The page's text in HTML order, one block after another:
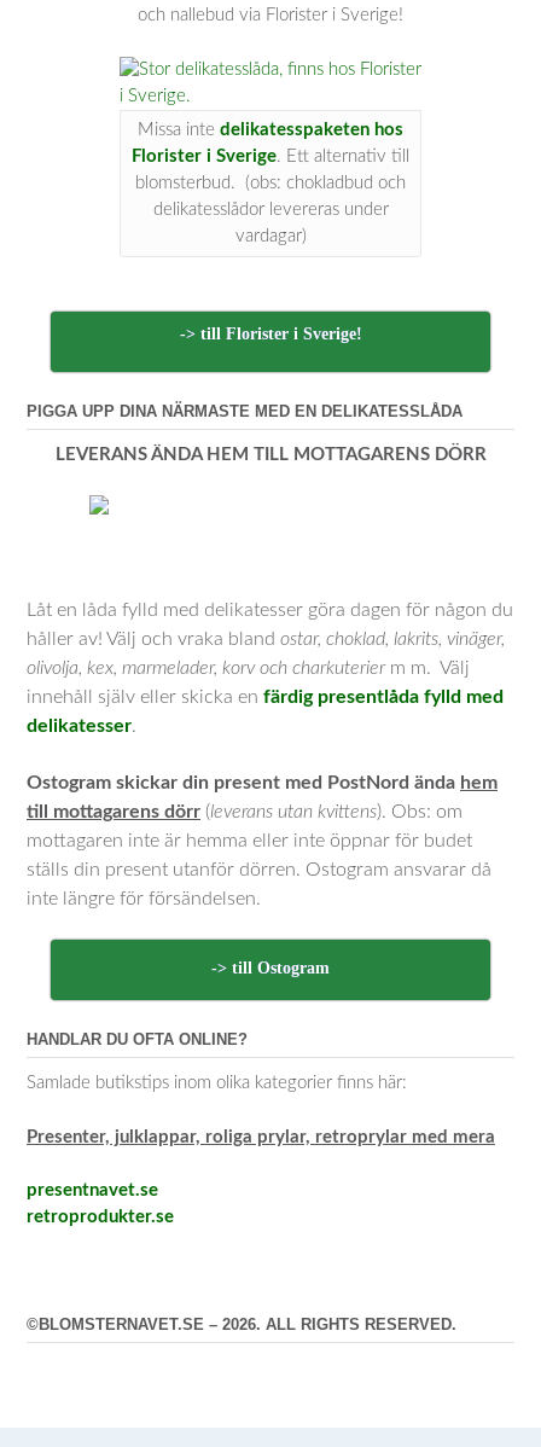
och nallebud via Florister i Sverige!
Missa inte delikatesspaketen hos
Florister i Sverige. Ett alternativ till
blomsterbud. (obs: chokladbud och
delikatesslådor levereras under
vardagar)
-> till Florister i Sverige!
PIGGA UPP DINA NÄRMASTE MED EN DELIKATESSLÅDA
LEVERANS ÄNDA HEM TILL MOTTAGARENS DÖRR
Låt en låda fylld med delikatesser göra dagen för någon du
håller av! Välj och vraka bland ostar, choklad, lakrits, vinäger,
olivolja, kex, marmelader, korv och charkuterierm m. Välj
innehåll själv eller skicka en färdig presentlåda fylld med
delikatesser.
Ostogram skickar din present med PostNord ända hem
till mottagarens dörr (leverans utan kvittens). Obs: om
mottagaren inte är hemma eller inte öppnar för budet
ställs din present utanför dörren. Ostogram ansvarar då
inte längre för försändelsen.
-> till Ostogram
HANDLAR DU OFTA ONLINE?
Samlade butikstips inom olika kategorier finns här:
Presenter, julklappar, roliga prylar, retroprylar med mera
presentnavet.se
retroprodukter.se
©BLOMSTERNAVET.SE – 2026. ALL RIGHTS RESERVED.